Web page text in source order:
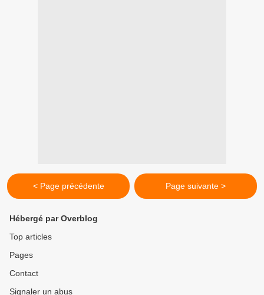
< Page précédente Page suivante >
Hébergé par Overblog
Top articles
Pages
Contact
Signaler un abus